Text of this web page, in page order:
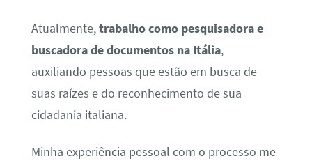
Atualmente,trabalho como pesquisadora e
buscadora de documentos na Itália,
auxiliando pessoas que estão em busca de
suas raízes e do reconhecimento de sua
cidadania italiana.
Minha experiência pessoal com o processo me